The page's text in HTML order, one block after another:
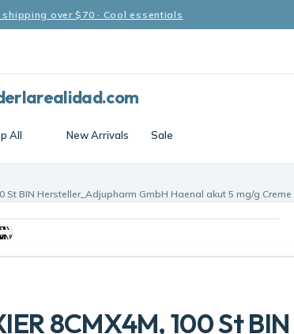
shipping over $70 · Cool essentials
All New Arrivals Sale
St BIN Hersteller_Adjupharm GmbH Haenal akut 5 mg/g Creme
8CMX4M, 100 St BIN